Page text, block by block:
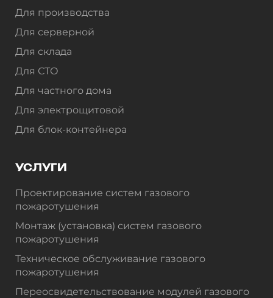
Для производства
Для серверной
Для склада
Для СТО
Для частного дома
Для электрощитовой
Для блок-контейнера
УСЛУГИ
Проектирование систем газового
пожаротушения
Монтаж (установка) систем газового
пожаротушения
Техническое обслуживание газового
пожаротушения
Переосвидетельствование модулей газового